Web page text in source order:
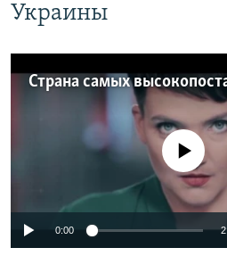
Украины
No media source
0:00